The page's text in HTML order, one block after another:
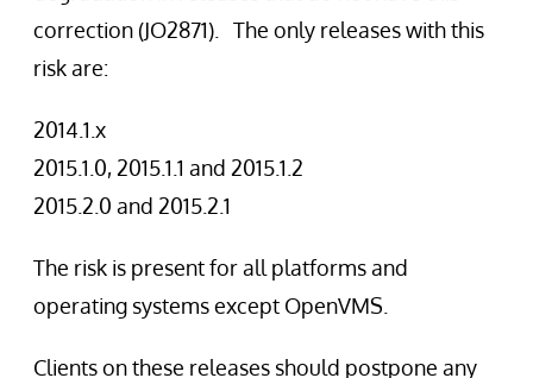
correction (JO2871). The only releases with this
risk are:
2014.1.x
2015.1.0, 2015.1.1 and 2015.1.2
2015.2.0 and 2015.2.1
The risk is present for all platforms and
operating systems except OpenVMS.
Clients on these releases should postpone any